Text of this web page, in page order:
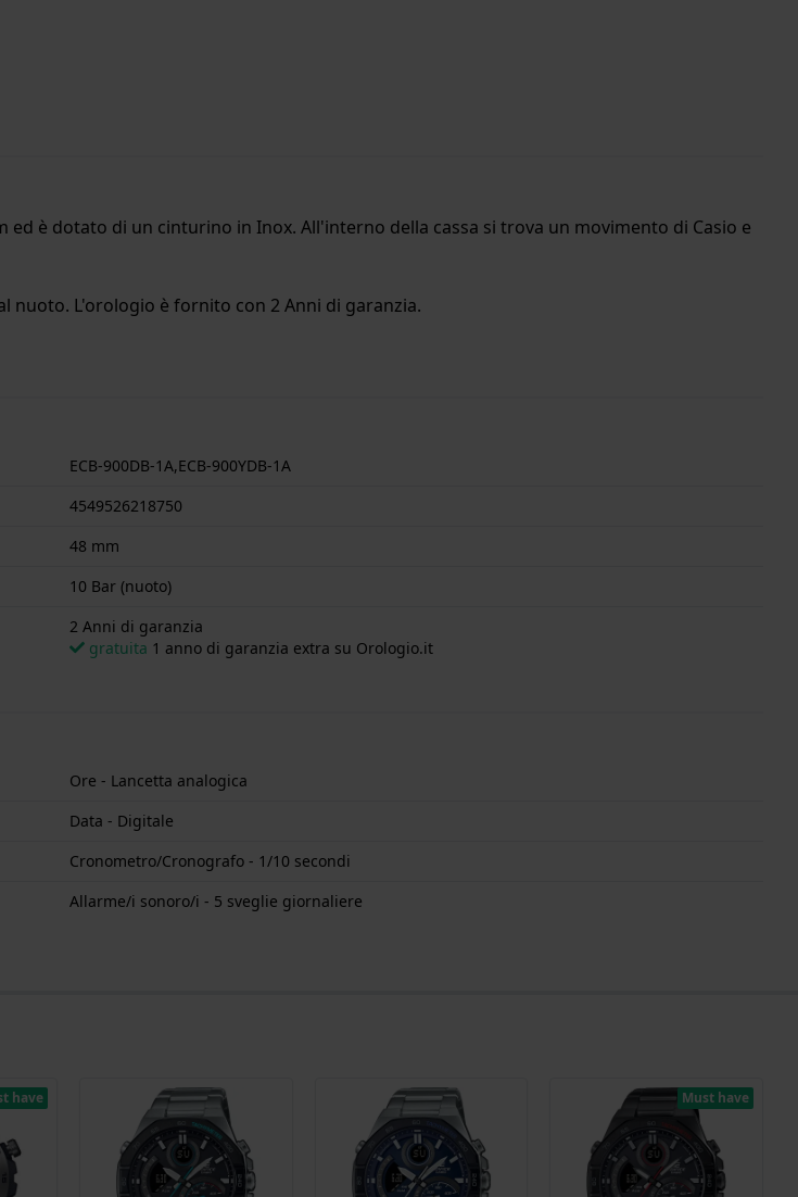
è dotato di un cinturino in Inox. All'interno della cassa si trova un movimento di Casio e
nuoto. L'orologio è fornito con 2 Anni di garanzia.
ECB-900DB-1A,ECB-900YDB-1A
4549526218750
48 mm
10 Bar (nuoto)
2 Anni di garanzia
gratuita 1 anno di garanzia extra su Orologio.it
Ore - Lancetta analogica
Data - Digitale
Cronometro/Cronografo - 1/10 secondi
Allarme/i sonoro/i - 5 sveglie giornaliere
have Must have